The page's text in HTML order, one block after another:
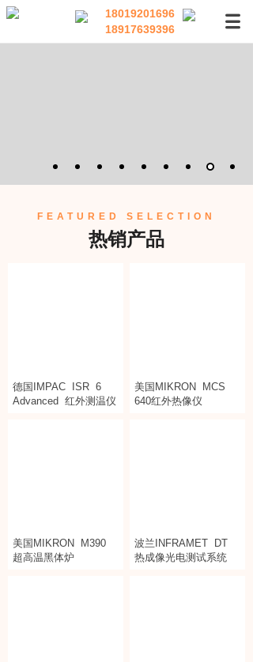
18917639396
18019201696
FEATURED SELECTION
德国IMPAC ISR 6
Advanced 红外测温仪
美国MIKRON
MCS
640红外热像仪
美国MIKRON
M390
超高温黑体炉
波兰INFRAMET
DT
热成像光电测试系统
热销产品